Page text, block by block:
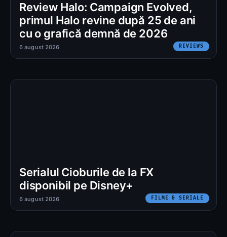
Review Halo: Campaign Evolved,
primul Halo revine după 25 de ani
cu o grafică demnă de 2026
REVIEWS
6 august 2026
Serialul Cioburile de la FX
disponibil pe Disney+
FILME & SERIALE
6 august 2026